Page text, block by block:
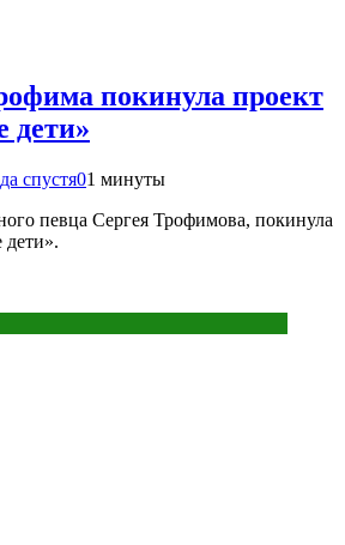
покинула проект
дети»
спустя01 минуты
певца Сергея Трофимова, покинула
дети».